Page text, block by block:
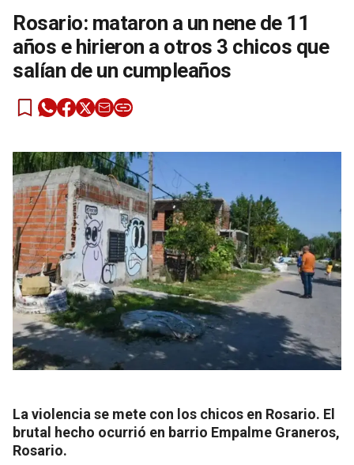
Rosario: mataron a un nene de 11
años e hirieron a otros 3 chicos que
salían de un cumpleaños
La violencia se mete con los chicos en Rosario. El
brutal hecho ocurrió en barrio Empalme Graneros,
Rosario.